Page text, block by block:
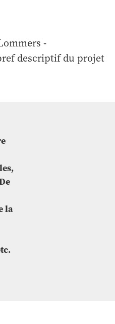
-
descriptif du projet
la